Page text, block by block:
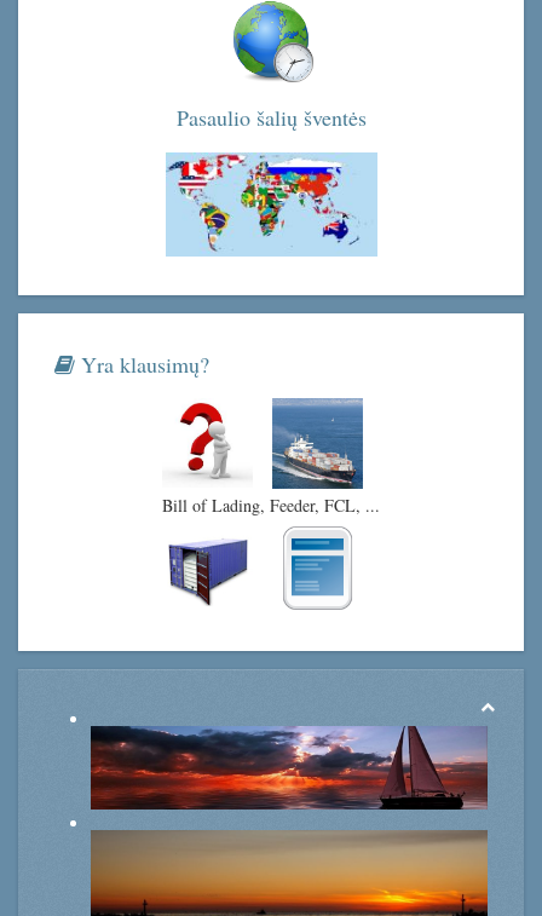
Pasaulio šalių šventės
Yra klausimų?
Bill of Lading, Feeder, FCL, ...